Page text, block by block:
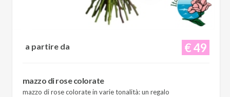
€ 49
a partire da
mazzo di rose colorate
mazzo di rose colorate in varie tonalità: un regalo